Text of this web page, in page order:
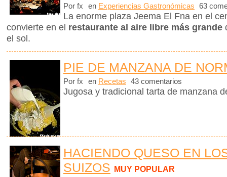
Por fx en Experiencias Gastronómicas 63
La enorme plaza Jeema El Fna en el
convierte en el restaurante al aire libre más grande
el sol.
PIE DE MANZANA DE
Por fx en Recetas 43 comentarios
Jugosa y tradicional tarta de manzana
HACIENDO QUESO EN
SUIZOS
MUY POPULAR